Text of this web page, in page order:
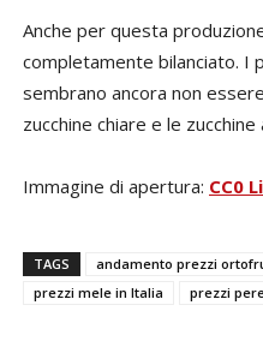
Anche per questa
completamente bilanciato. I
sembrano ancora non
zucchine chiare e le
Immagine di apertura: CC0
TAGS andamento prezzi
prezzi mele in Italia
prezzi